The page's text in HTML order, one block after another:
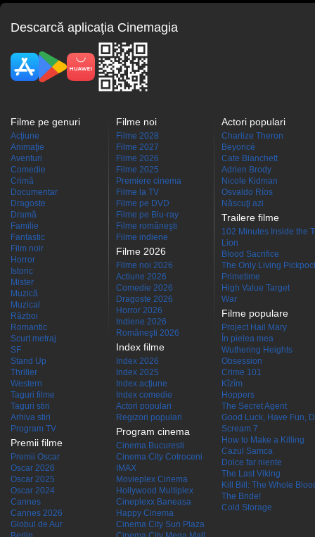
Descarcă aplicaţia Cinemagia
Filme pe genuri
Acţiune
Animaţie
Aventuri
Comedie
Crimă
Documentar
Dragoste
Dramă
Familie
Fantastic
Film noir
Horror
Istoric
Mister
Muzică
Muzical
Război
Romantic
Scurt metraj
SF
Stand Up
Thriller
Western
Taguri filme
Taguri stiri
Arhiva stiri
Program TV
Premii filme
Premii Oscar
Oscar 2026
Oscar 2025
Oscar 2024
Cannes
Cannes 2026
Globul de Aur
Filme noi
Filme 2028
Filme 2027
Filme 2026
Filme 2025
Premiere cinema
Filme la TV
Filme pe DVD
Filme pe Blu-ray
Filme româneşti
Filme indiene
Filme 2026
Filme noi 2026
Actiune 2026
Comedie 2026
Dragoste 2026
Horror 2026
Indiene 2026
Româneşti 2026
Index filme
Index 2026
Index 2025
Index acţiune
Index comedie
Actori populari
Regizori populari
Program cinema
Cinema Bucuresti
Cinema City Cotroceni
IMAX
Movieplex Cinema
Hollywood Multiplex
Cineplexx Baneasa
Happy Cinema
Cinema City Sun Plaza
Actori populari
Charlize Theron
Beyoncé
Cate Blanchett
Adrien Brody
Nicole Kidman
Osvaldo Ríos
Născuţi azi
Trailere filme
102 Minutes Inside the
Lion
Blood Sacrifice
The Only Living
Primetime
High Value Target
War
Filme populare
Project Hail Mary
În pielea mea
Wuthering Heights
Obsession
Crime 101
Kîzîm
Hoppers
The Secret Agent
Good Luck, Have Fun,
Scream 7
How to Make a Killing
Cazul Samca
Dolce far niente
The Last Viking
Kill Bill: The Whole
The Bride!
Cold Storage